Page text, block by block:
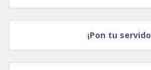
¡Pon tu